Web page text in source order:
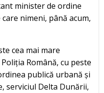
minister de ordine
nimeni, până acum,
cea mai mare
Română, cu peste
publică urbană și
serviciul Delta Dunării,